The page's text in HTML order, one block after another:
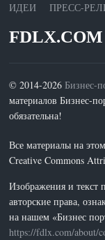
ИДЕИ
ПРЕСС-
FDLX.COM
© 2014-2026Бизнес-
материалов Бизнес-
обязательна!
Все материалы на
Creative Commons
Изображения и текст
авторские права,
на нашем «Бизнес
https://fdlx.com/about/